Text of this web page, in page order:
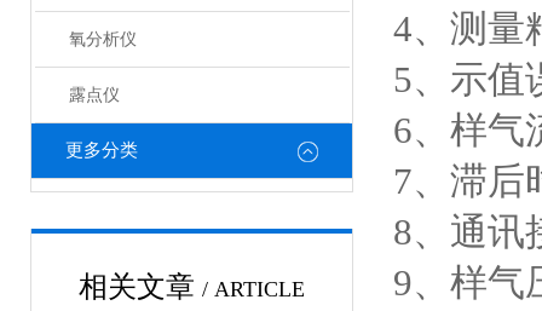
氧分析仪
露点仪
更多分类
相关文章 / ARTICLE
4、测量
5、示值
6、样气
7、滞后
8、通讯
9、样气